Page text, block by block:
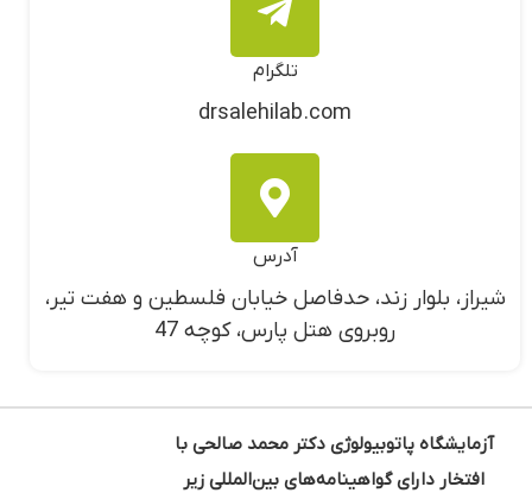
تلگرام
drsalehilab.com
آدرس
شیراز، بلوار زند، حدفاصل خیابان فلسطین و هفت تیر،
روبروی هتل پارس، کوچه 47
آزمایشگاه پاتوبیولوژی دکتر محمد صالحی با
افتخار دارای گواهینامه‌های بین‌المللی زیر